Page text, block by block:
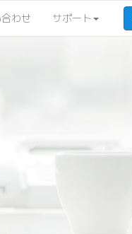
わせ サポート